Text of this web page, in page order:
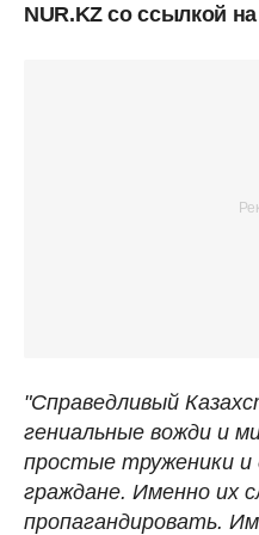
NUR.KZ со ссылкой на
"Справедливый
гениальные вожди и
простые труженики и
граждане. Именно их
пропагандировать.